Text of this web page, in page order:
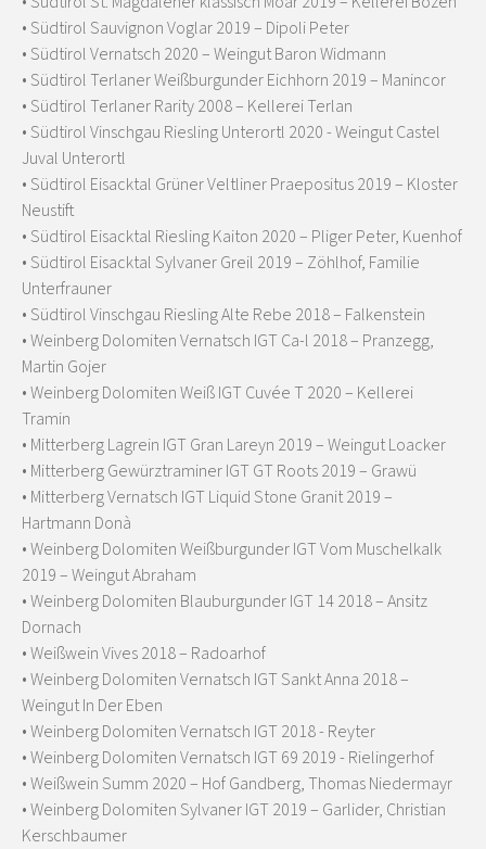
• Südtirol Sauvignon Voglar 2019 – Dipoli Peter
• Südtirol Vernatsch 2020 – Weingut Baron Widmann
• Südtirol Terlaner Weißburgunder Eichhorn 2019 – Manincor
• Südtirol Terlaner Rarity 2008 – Kellerei Terlan
• Südtirol Vinschgau Riesling Unterortl 2020 - Weingut Castel
Juval Unterortl
• Südtirol Eisacktal Grüner Veltliner Praepositus 2019 – Kloster
Neustift
• Südtirol Eisacktal Riesling Kaiton 2020 – Pliger Peter, Kuenhof
• Südtirol Eisacktal Sylvaner Greil 2019 – Zöhlhof, Familie
Unterfrauner
• Südtirol Vinschgau Riesling Alte Rebe 2018 – Falkenstein
• Weinberg Dolomiten Vernatsch IGT Ca-l 2018 – Pranzegg,
Martin Gojer
• Weinberg Dolomiten Weiß IGT Cuvée T 2020 – Kellerei
Tramin
• Mitterberg Lagrein IGT Gran Lareyn 2019 – Weingut Loacker
• Mitterberg Gewürztraminer IGT GT Roots 2019 – Grawü
• Mitterberg Vernatsch IGT Liquid Stone Granit 2019 –
Hartmann Donà
• Weinberg Dolomiten Weißburgunder IGT Vom Muschelkalk
2019 – Weingut Abraham
• Weinberg Dolomiten Blauburgunder IGT 14 2018 – Ansitz
Dornach
• Weißwein Vives 2018 – Radoarhof
• Weinberg Dolomiten Vernatsch IGT Sankt Anna 2018 –
Weingut In Der Eben
• Weinberg Dolomiten Vernatsch IGT 2018 - Reyter
• Weinberg Dolomiten Vernatsch IGT 69 2019 - Rielingerhof
• Weißwein Summ 2020 – Hof Gandberg, Thomas Niedermayr
• Weinberg Dolomiten Sylvaner IGT 2019 – Garlider, Christian
Kerschbaumer